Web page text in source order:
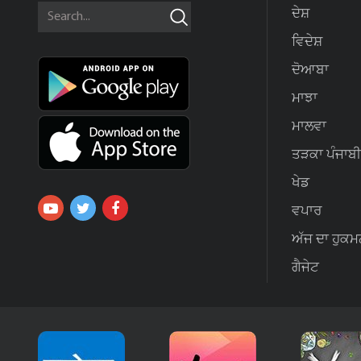
ਦੇਸ਼
ਵਿਦੇਸ਼
ਦੋਆਬਾ
ਮਾਝਾ
ਮਾਲਵਾ
ਤੜਕਾ ਪੰਜਾਬੀ
ਖੇਡ
ਵਪਾਰ
ਅੱਜ ਦਾ
ਗੈਜੇਟ